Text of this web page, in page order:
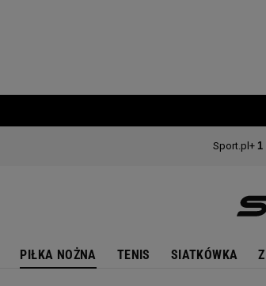
PIŁKA NOŻNA TENIS SIATKÓWKA